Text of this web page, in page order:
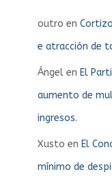
outro en
e atracción de
Ángel en El
aumento de
ingresos.
Xusto en El
mínimo de